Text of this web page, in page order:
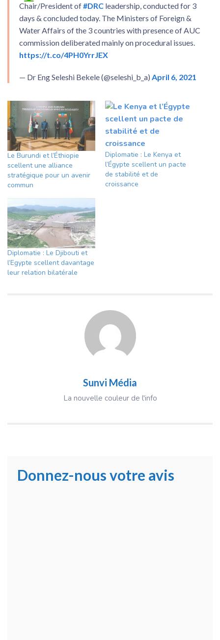
Chair/President of#DRC leadership, conducted for 3
days & concluded today. The Ministers of Foreign &
Water Affairs of the 3 countries with presence of AUC
commission deliberated mainly on procedural issues.
https://t.co/4PH0YrrJEX
— Dr Eng Seleshi Bekele (@seleshi_b_a) April 6, 2021
Le Burundi et l’Éthiopie
scellent une alliance
stratégique pour un avenir
commun
Diplomatie : Le Kenya et
l’Égypte scellent un pacte
de stabilité et de
croissance
Diplomatie : Le Djibouti et
l’Egypte scellent davantage
leur relation bilatérale
Sunvi Média
La nouvelle couleur de l'info
Donnez-nous votre avis